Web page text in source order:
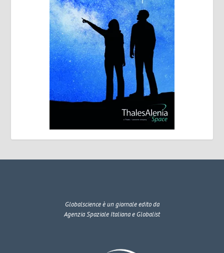
Globalscienceè un giornale edito da
Agenzia Spaziale Italiana e Globalist